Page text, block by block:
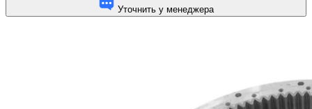
Уточнить у менеджера